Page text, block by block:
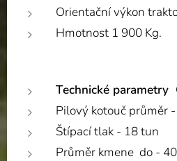
Orientační výkon
Hmotnost 1 900 Kg.
Technické parametry
Pilový kotouč průměr
Štípací tlak - 18 tun
Průměr kmene do -